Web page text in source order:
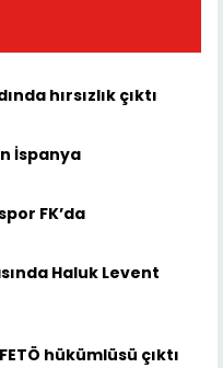
hırsızlık çıktı
İspanya
FK’da
Haluk Levent
hükümlüsü çıktı